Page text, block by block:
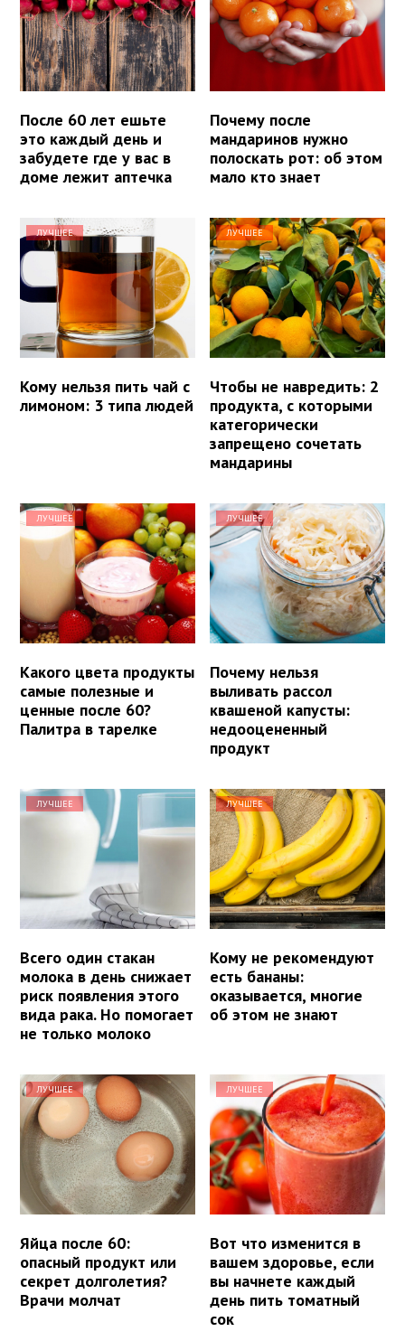
После 60 лет ешьте
это каждый день и
забудете где у вас в
доме лежит аптечка
Почему после
мандаринов нужно
полоскать рот: об этом
мало кто знает
ЛУЧШЕЕ
Кому нельзя пить чай с
лимоном: 3 типа людей
ЛУЧШЕЕ
Чтобы не навредить: 2
продукта, с которыми
категорически
запрещено сочетать
мандарины
ЛУЧШЕЕ
Какого цвета продукты
самые полезные и
ценные после 60?
Палитра в тарелке
ЛУЧШЕЕ
Почему нельзя
выливать рассол
квашеной капусты:
недооцененный
продукт
ЛУЧШЕЕ
Всего один стакан
молока в день снижает
риск появления этого
вида рака. Но помогает
не только молоко
ЛУЧШЕЕ
Кому не рекомендуют
есть бананы:
оказывается, многие
об этом не знают
ЛУЧШЕЕ
Яйца после 60:
опасный продукт или
секрет долголетия?
Врачи молчат
ЛУЧШЕЕ
Вот что изменится в
вашем здоровье, если
вы начнете каждый
день пить томатный
сок